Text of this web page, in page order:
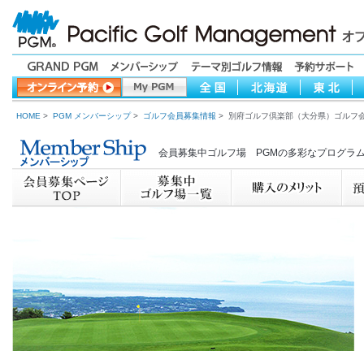
HOME > PGM メンバーシップ> ゴルフ会員募集情報 > 別府ゴルフ倶楽部（大分県）ゴルフ
会員募集中ゴルフ場 PGMの多彩なプログラ